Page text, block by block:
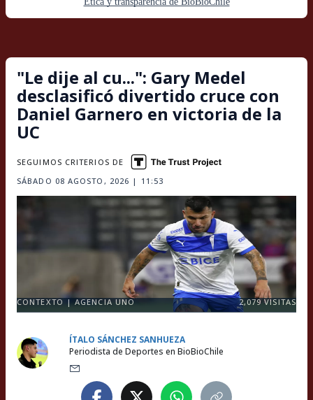
"Le dije al cu...": Gary Medel
desclasificó divertido cruce con
Daniel Garnero en victoria de la
UC
SÁBADO 08 AGOSTO, 2026 | 11:53
SEGUIMOS CRITERIOS DE
CONTEXTO | AGENCIA UNO 2,079 VISITAS
ÍTALO SÁNCHEZ SANHUEZA
Periodista de Deportes en BioBioChile